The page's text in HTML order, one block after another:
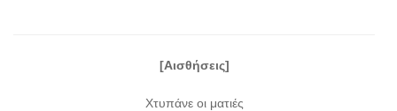
[Αισθήσεις]
Χτυπάνε οι ματιές